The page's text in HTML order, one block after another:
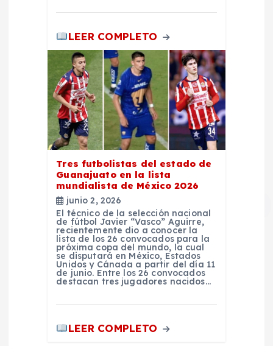
LEER COMPLETO
Tres futbolistas del estado de
Guanajuato en la lista
mundialista de México 2026
junio 2, 2026
El técnico de la selección nacional
de fútbol Javier “Vasco” Aguirre,
recientemente dio a conocer la
lista de los 26 convocados para la
próxima copa del mundo, la cual
se disputará en México, Estados
Unidos y Cánada a partir del día 11
de junio. Entre los 26 convocados
destacan tres jugadores nacidos…
LEER COMPLETO